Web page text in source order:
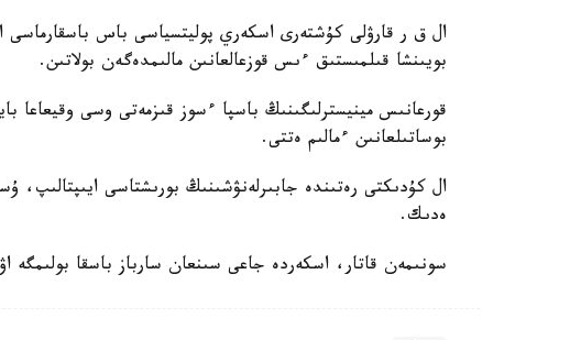
ال ق ر قارۋلى كۇشتەرى اسكەري پوليتسياسى باس
بويىنشا قىلمىستىق ءىس قوزعالعانىن مالىمدەگەن بولاتىن.
قورعانىس مينيسترلىگىنىڭ باسپا ءسوز قىزمەتى وسى وقيعاعا
بوساتىلعانىن ءمالىم ەتتى.
ال كۇدىكتى رەتىندە جابىرلەنۋشىنىڭ بورىشتاسى ايىپتالىپ،
ەدىك.
سونىمەن قاتار، اسكەردە جاعى سىنعان سارباز باسقا بولىمگە